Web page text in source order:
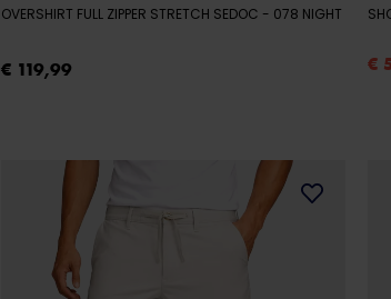
OVERSHIRT FULL ZIPPER STRETCH SEDOC - 078 NIGHT
€ 119,99 €